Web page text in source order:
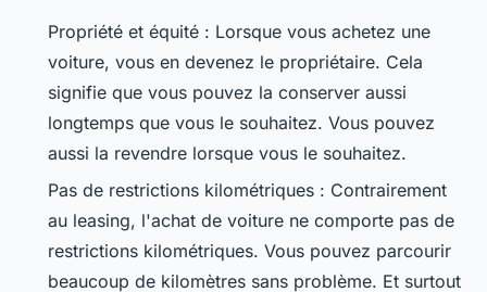
Propriété et équité : Lorsque vous achetez une
voiture, vous en devenez le propriétaire. Cela
signifie que vous pouvez la conserver aussi
longtemps que vous le souhaitez. Vous pouvez
aussi la revendre lorsque vous le souhaitez.
Pas de restrictions kilométriques : Contrairement
au leasing, l'achat de voiture ne comporte pas de
restrictions kilométriques. Vous pouvez parcourir
beaucoup de kilomètres sans problème. Et surtout